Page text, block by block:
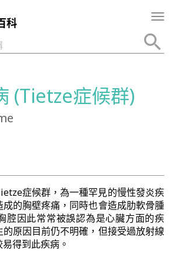
科
(Tietze症候群)
症候群，為一種罕見的慢性發炎疾
的胸壁疼痛，同時也會造成肋軟骨腫
腔因此常常被誤認為是心臟方面的疾
原因目前仍不明確，但接受過放射線
得到此疾病。